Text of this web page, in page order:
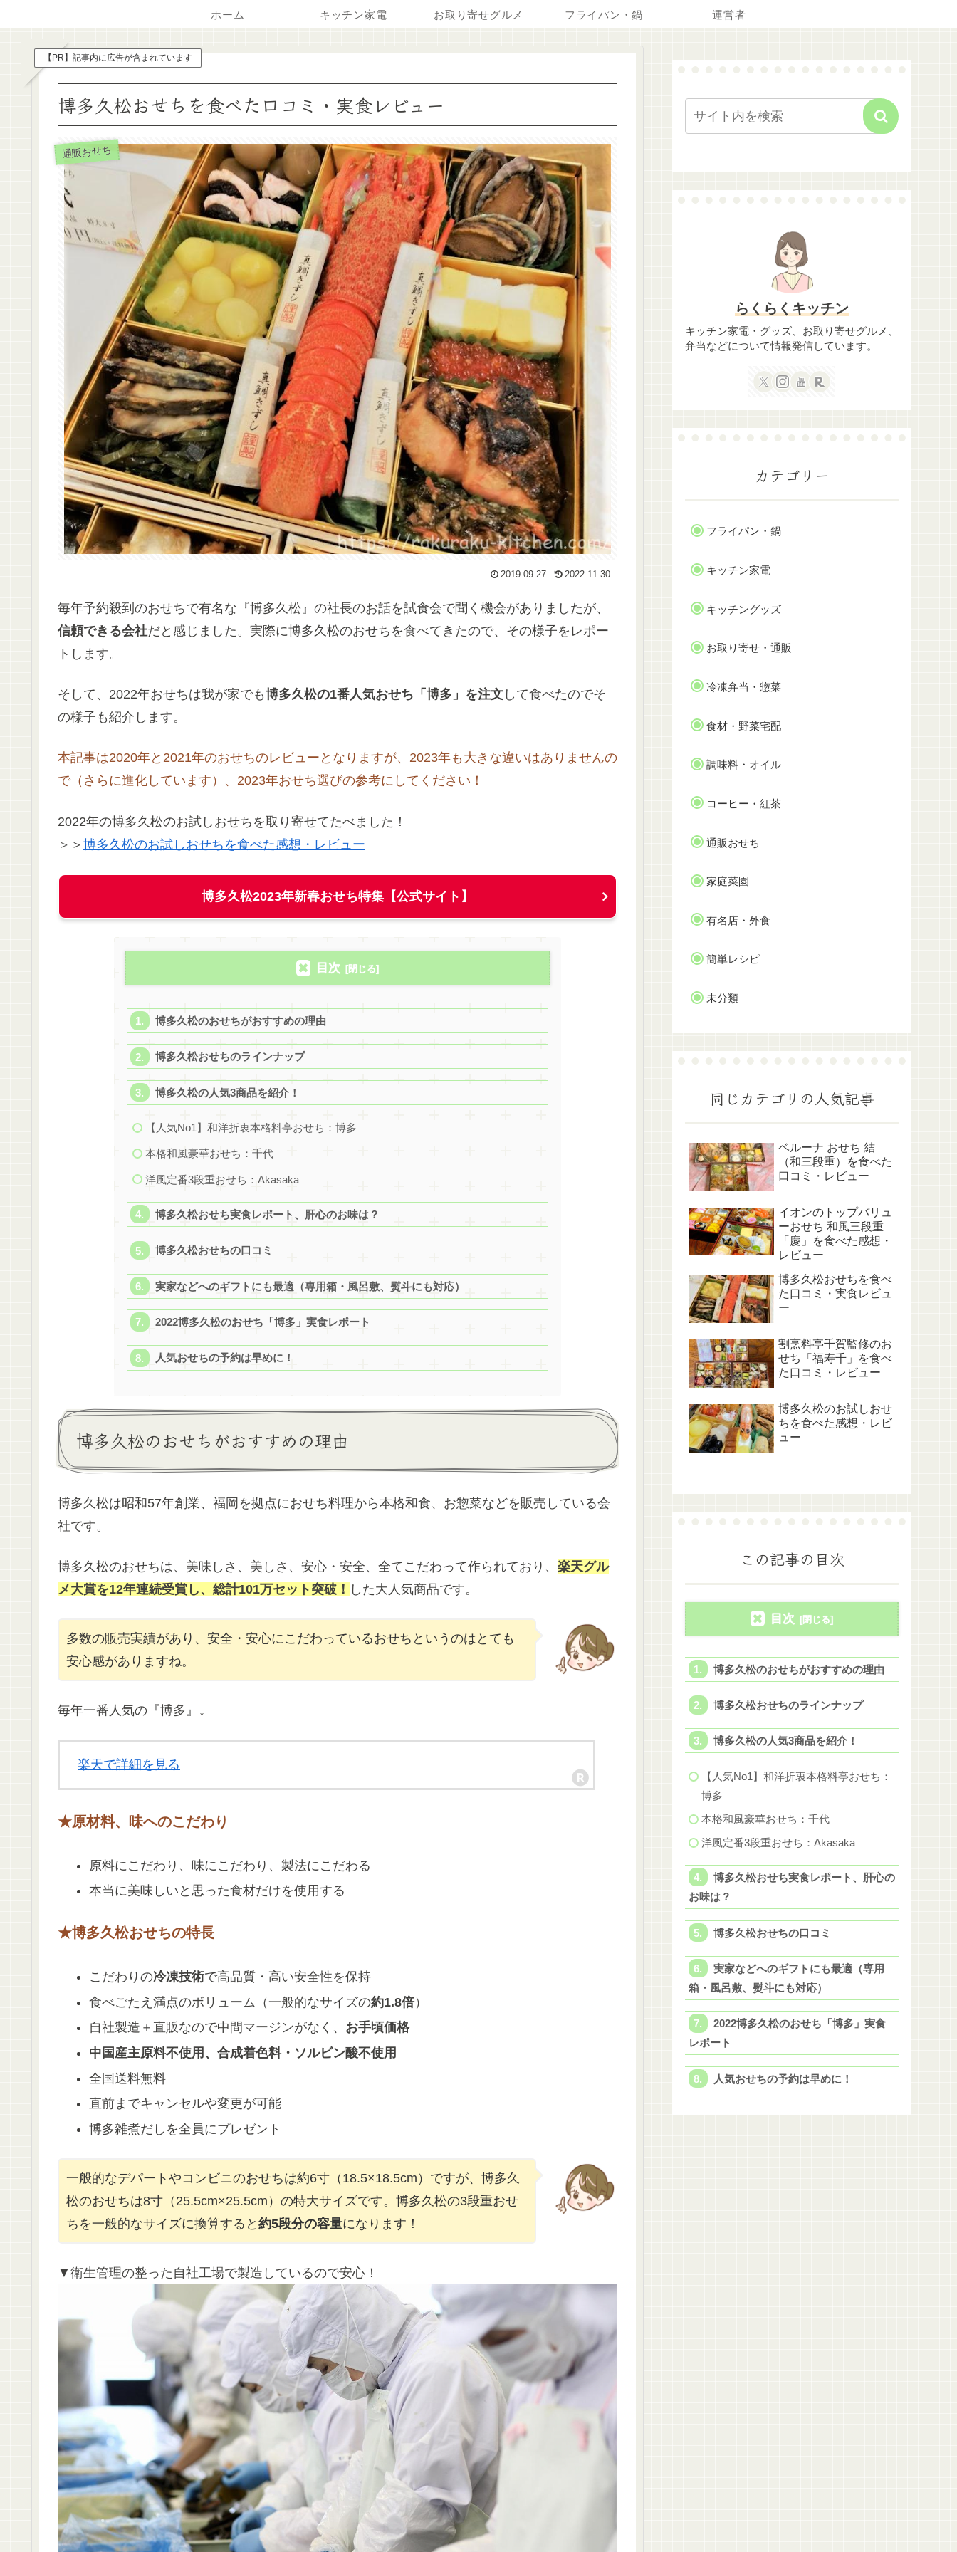
ホーム キッチン家電 お取り寄せグルメ フライパン・鍋 運営者
【PR】記事内に広告が含まれています
博多久松おせちを食べた口コミ・実食レビュー
通販おせち
2019.09.27 2022.11.30
毎年予約殺到のおせちで有名な『博多久松』の社長のお話を試食会で聞く機会がありましたが、
信頼できる会社だと感じました。実際に博多久松のおせちを食べてきたので、その様子をレポー
トします。
そして、2022年おせちは我が家でも博多久松の1番人気おせち「博多」を注文 して食べたのでそ
の様子も紹介します。
本記事は2020年と2021年のおせちのレビューとなりますが、2023年も大きな違いはありませんの
で（さらに進化しています）、2023年おせち選びの参考にしてください！
2022年の博多久松のお試しおせちを取り寄せてたべました！
＞＞ 博多久松のお試しおせちを食べた感想・レビュー
博多久松2023年新春おせち特集【公式サイト】
目次
博多久松のおせちがおすすめの理由
博多久松おせちのラインナップ
博多久松の人気3商品を紹介！
【人気No1】和洋折衷本格料亭おせち：博多
本格和風豪華おせち：千代
洋風定番3段重おせち：Akasaka
博多久松おせち実食レポート、肝心のお味は？
博多久松おせちの口コミ
実家などへのギフトにも最適（専用箱・風呂敷、熨斗にも対応）
2022博多久松のおせち「博多」実食レポート
人気おせちの予約は早めに！
博多久松のおせちがおすすめの理由
博多久松は昭和57年創業、福岡を拠点におせち料理から本格和食、お惣菜などを販売している会
社です。
博多久松のおせちは、美味しさ、美しさ、安心・安全、全てこだわって作られており、 楽天グル
メ大賞を12年連続受賞し、総計101万セット突破！ した大人気商品です。
多数の販売実績があり、安全・安心にこだわっているおせちというのはとても
安心感がありますね。
毎年一番人気の『博多』↓
楽天で詳細を見る
★原材料、味へのこだわり
原料にこだわり、味にこだわり、製法にこだわる
本当に美味しいと思った食材だけを使用する
★博多久松おせちの特長
こだわりの冷凍技術で高品質・高い安全性を保持
食べごたえ満点のボリューム（一般的なサイズの約1.8倍）
自社製造＋直販なので中間マージンがなく、 お手頃価格
中国産主原料不使用、合成着色料・ソルビン酸不使用
全国送料無料
直前までキャンセルや変更が可能
博多雑煮だしを全員にプレゼント
一般的なデパートやコンビニのおせちは約6寸（18.5×18.5cm）ですが、博多久
松のおせちは8寸（25.5cm×25.5cm）の特大サイズです。博多久松の3段重おせ
ちを一般的なサイズに換算すると 約5段分の容量になります！
▼衛生管理の整った自社工場で製造しているので安心！
らくらくキッチン
キッチン家電・グッズ、お取り寄せグルメ、
弁当などについて情報発信しています。
カテゴリー
フライパン・鍋
キッチン家電
キッチングッズ
お取り寄せ・通販
冷凍弁当・惣菜
食材・野菜宅配
調味料・オイル
コーヒー・紅茶
通販おせち
家庭菜園
有名店・外食
簡単レシピ
未分類
同じカテゴリの人気記事
ベルーナ おせち 結
（和三段重）を食べた
口コミ・レビュー
イオンのトップバリュ
ーおせち 和風三段重
「慶」を食べた感想・
レビュー
博多久松おせちを食べ
た口コミ・実食レビュ
ー
割烹料亭千賀監修のお
せち「福寿千」を食べ
た口コミ・レビュー
博多久松のお試しおせ
ちを食べた感想・レビ
ュー
この記事の目次
目次
博多久松のおせちがおすすめの理由
博多久松おせちのラインナップ
博多久松の人気3商品を紹介！
【人気No1】和洋折衷本格料亭おせち：
博多
本格和風豪華おせち：千代
洋風定番3段重おせち：Akasaka
博多久松おせち実食レポート、肝心の
お味は？
博多久松おせちの口コミ
実家などへのギフトにも最適（専用
箱・風呂敷、熨斗にも対応）
2022博多久松のおせち「博多」実食
レポート
人気おせちの予約は早めに！